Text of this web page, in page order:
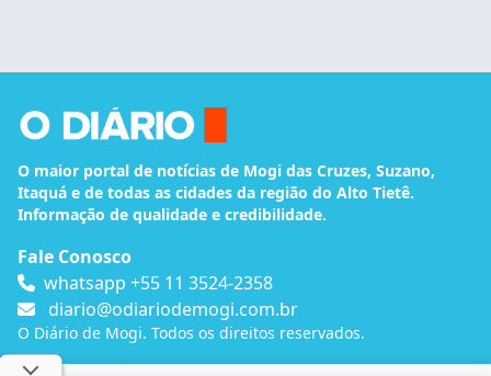
O maior portal de notícias de Mogi das Cruzes, Suzano,
Itaquá e de todas as cidades da região do Alto Tietê.
Informação de qualidade e credibilidade.
Fale Conosco
whatsapp +55 11 3524-2358
diario@odiariodemogi.com.br
O Diário de Mogi. Todos os direitos reservados.